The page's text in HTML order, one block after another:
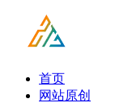
首页
网站原创